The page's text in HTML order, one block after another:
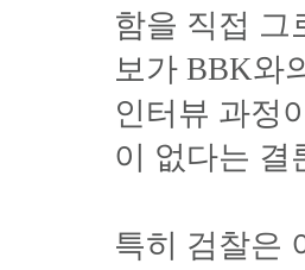
함을 직접 그
보가 BBK와
인터뷰 과정
이 없다는 결
특히 검찰은